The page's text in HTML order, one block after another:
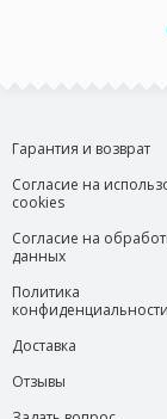
Гарантия и возврат
Согласие на
cookies
Согласие на
данных
Политика
конфиденциальности
Доставка
Отзывы